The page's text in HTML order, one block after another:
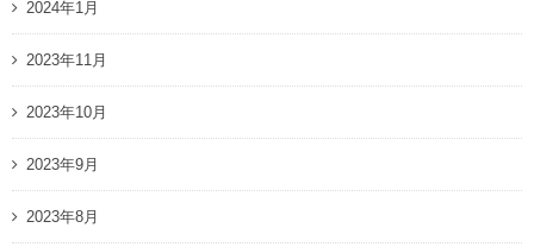
2024年1月
2023年11月
2023年10月
2023年9月
2023年8月